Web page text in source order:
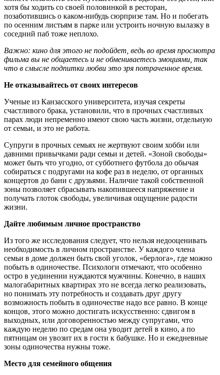
хотя бы ходить со своей половинкой в ресторан,
позаботившись о каком-нибудь сюрпризе там. Но и побегать
по осенним листьям в парке или устроить ночную вылазку в
соседний паб тоже неплохо.
Важно: кино для этого не подойдет, ведь во время просмотра
фильма вы не общаетесь и не обмениваетесь эмоциями, так
что в смысле подпитки любви это зря потраченное время.
Не отказывайтесь от своих интересов
Ученые из Канзасского университета, изучая секреты
счастливого брака, установили, что в прочных счастливых
парах люди непременно имеют свою часть жизни, отдельную
от семьи, и это не работа.
Супруги в прочных семьях не жертвуют своим хобби или
давними привычками ради семьи и детей. «Зоной свободы»
может быть что угодно, от субботнего футбола до обычая
собираться с подругами на кофе раз в неделю, от органных
концертов до бани с друзьями. Наличие такой собственной
зоны позволяет сбрасывать накопившееся напряжение и
получать глоток свободы, увеличивая ощущение радости
жизни.
Дайте любимым личное пространство
Из того же исследования следует, что нельзя недооценивать
необходимость в личном пространстве. У каждого члена
семьи в доме должен быть свой уголок, «берлога», где можно
побыть в одиночестве. Психологи отмечают, что особенно
остро в уединении нуждаются мужчины. Конечно, в наших
малогабаритных квартирах это не всегда легко реализовать,
но понимать эту потребность и создавать друг другу
возможность побыть в одиночестве надо все равно. В конце
концов, этого можно достигать искусственно: сдвигом в
выходных, или договоренностью между супругами, что
каждую неделю по средам она уводит детей в кино, а по
пятницам он увозит их в гости к бабушке. Но и ежедневные
зоны одиночества нужны тоже.
Место для семейного общения